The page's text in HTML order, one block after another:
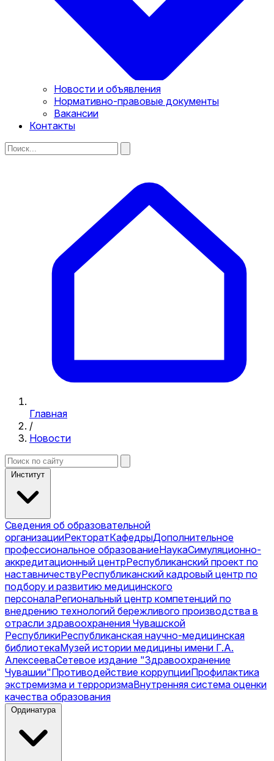
Новости и объявления
Нормативно-правовые документы
Вакансии
Контакты
Главная
/
Новости
Институт
Сведения об образовательной
организацииРекторатКафедрыДополнительное
профессиональное образованиеНаукаСимуляционно-
аккредитационный центрРеспубликанский проект по
наставничествуРеспубликанский кадровый центр по
подбору и развитию медицинского
персоналаРегиональный центр компетенций по
внедрению технологий бережливого производства в
отрасли здравоохранения Чувашской
РеспубликиРеспубликанская научно-медицинская
библиотекаМузей истории медицины имени Г.А.
АлексееваСетевое издание "Здравоохранение
Чувашии"Противодействие коррупцииПрофилактика
экстремизма и терроризмаВнутренняя система оценки
качества образования
Ординатура